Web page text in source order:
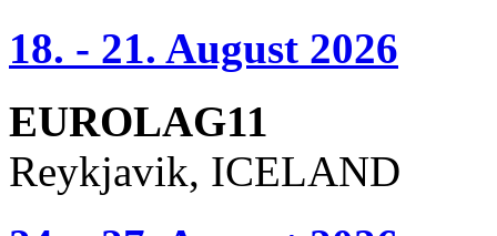
18. - 21. August 2026
EUROLAG11
Reykjavik, ICELAND